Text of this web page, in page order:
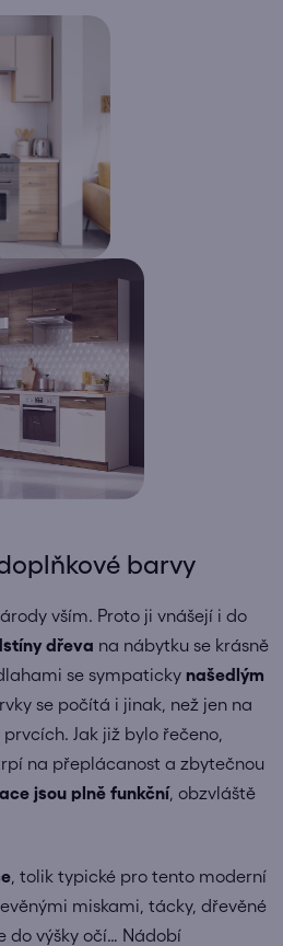
barvy
vším. Proto ji vnášejí i do
dřeva na nábytku se krásně
se sympaticky našedlým
se počítá i jinak, než jen na
Jak již bylo řečeno,
na přeplácanost a zbytečnou
jsou plně funkční, obzvláště
, tolik typické pro tento moderní
miskami, tácky, dřevěné
do výšky očí… Nádobí